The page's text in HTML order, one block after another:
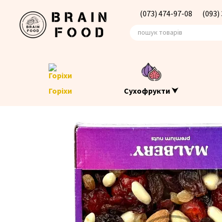
(073) 474-97-08 (093)
Горіхи Сухофрукти ⮟